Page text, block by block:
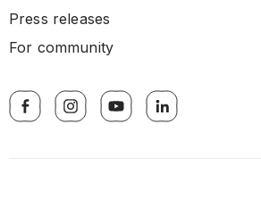
Press releases
For community